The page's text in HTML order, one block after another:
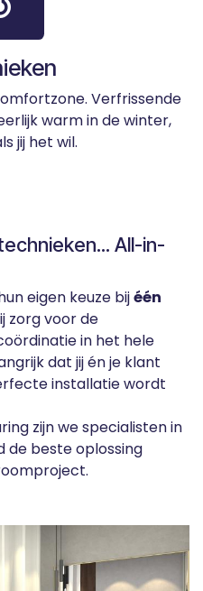
Verfrissende
warm in de winter,
jij het wil.
All-in-
eigen keuze bijéén
zorg voor de
in het hele
dat jij én je klant
installatie wordt
zijn we specialisten in
de beste oplossing